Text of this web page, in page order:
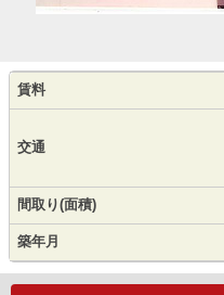
賃料
交通
間取り(面積)
築年月